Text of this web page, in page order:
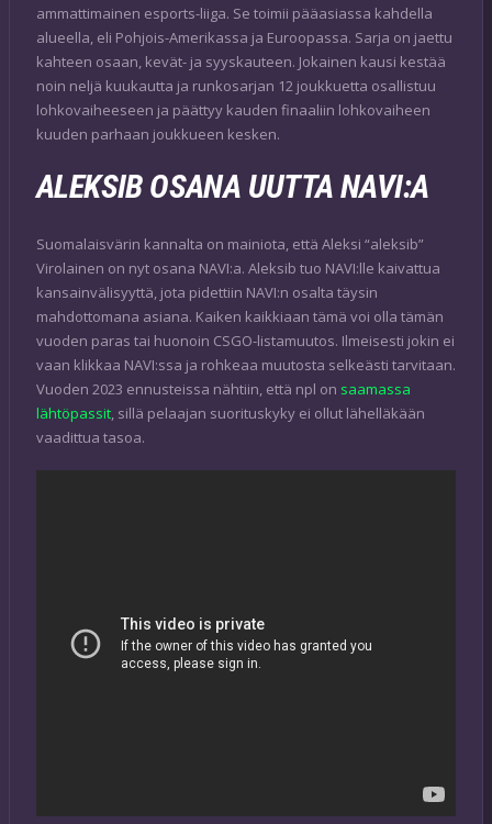
ammattimainen esports-liiga. Se toimii pääasiassa kahdella
alueella, eli Pohjois-Amerikassa ja Euroopassa. Sarja on jaettu
kahteen osaan, kevät- ja syyskauteen. Jokainen kausi kestää
noin neljä kuukautta ja runkosarjan 12 joukkuetta osallistuu
lohkovaiheeseen ja päättyy kauden finaaliin lohkovaiheen
kuuden parhaan joukkueen kesken.
ALEKSIB OSANA UUTTA NAVI:A
Suomalaisvärin kannalta on mainiota, että Aleksi “aleksib”
Virolainen on nyt osana NAVI:a. Aleksib tuo NAVI:lle kaivattua
kansainvälisyyttä, jota pidettiin NAVI:n osalta täysin
mahdottomana asiana. Kaiken kaikkiaan tämä voi olla tämän
vuoden paras tai huonoin CSGO-listamuutos. Ilmeisesti jokin ei
vaan klikkaa NAVI:ssa ja rohkeaa muutosta selkeästi tarvitaan.
Vuoden 2023 ennusteissa nähtiin, että npl on saamassa
lähtöpassit, sillä pelaajan suorituskyky ei ollut lähelläkään
vaadittua tasoa.